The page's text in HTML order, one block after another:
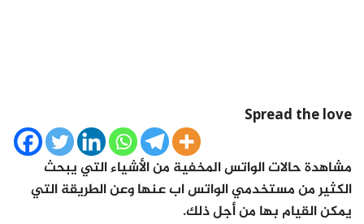
Spread the love
مشاهدة حالات الواتس المخفية من الأشياء التي يبحث
الكثير من مستخدمي الواتس اب عنها وعن الطريقة التي
يمكن القيام بها من أجل ذلك.